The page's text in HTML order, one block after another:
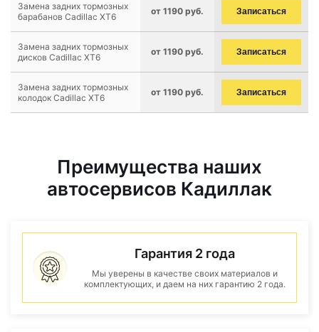
Замена задних тормозных
барабанов Cadillac XT6
от 1190 руб. Записаться
Замена задних тормозных
дисков Cadillac XT6
от 1190 руб. Записаться
Замена задних тормозных
колодок Cadillac XT6
от 1190 руб. Записаться
Преимущества наших
автосервисов Кадиллак
Гарантия 2 года
Мы уверены в качестве своих материалов и
комплектующих, и даем на них гарантию 2 года.